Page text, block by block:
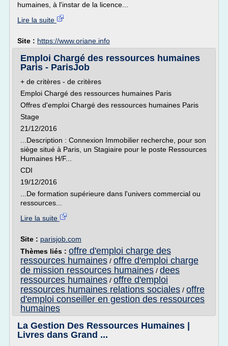
humaines, à l'instar de la licence...
Lire la suite
Site : https://www.oriane.info
Emploi Chargé des ressources humaines
Paris - ParisJob
+ de critères - de critères
Emploi Chargé des ressources humaines Paris
Offres d'emploi Chargé des ressources humaines Paris
Stage
21/12/2016
...Description : Connexion Immobilier recherche, pour son
siège situé à Paris, un Stagiaire pour le poste Ressources
Humaines H/F...
CDI
19/12/2016
...De formation supérieure dans l'univers commercial ou
ressources...
Lire la suite
Site : parisjob.com
Thèmes liés : offre d'emploi charge des
ressources humaines / offre d'emploi charge
de mission ressources humaines / dees
ressources humaines / offre d'emploi
ressources humaines relations sociales / offre
d'emploi conseiller en gestion des ressources
humaines
La Gestion Des Ressources Humaines |
Livres dans Grand ...